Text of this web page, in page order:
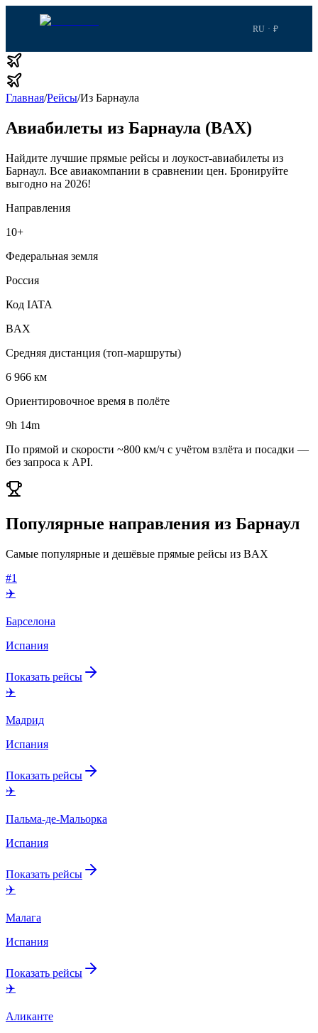
RU · ₽
Главная/Рейсы/Из Барнаула
Авиабилеты из Барнаула (BAX)
Найдите лучшие прямые рейсы и лоукост-авиабилеты из
Барнаул. Все авиакомпании в сравнении цен. Бронируйте
выгодно на 2026!
Направления
10+
Федеральная земля
Россия
Код IATA
BAX
Средняя дистанция (топ-маршруты)
6 966 км
Ориентировочное время в полёте
9h 14m
По прямой и скорости ~800 км/ч с учётом взлёта и посадки —
без запроса к API.
Популярные направления из Барнаул
Самые популярные и дешёвые прямые рейсы из BAX
#1
✈️
Барселона
Испания
Показать рейсы
✈️
Мадрид
Испания
Показать рейсы
✈️
Пальма-де-Мальорка
Испания
Показать рейсы
✈️
Малага
Испания
Показать рейсы
✈️
Аликанте